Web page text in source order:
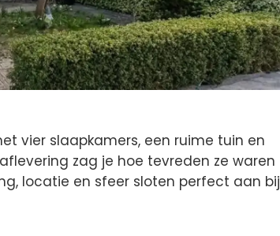
vier slaapkamers, een ruime tuin en
zag je hoe tevreden ze waren
locatie en sfeer sloten perfect aan bij